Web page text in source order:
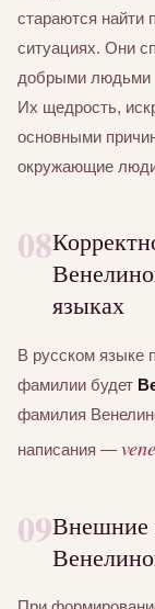
стараются найти
ситуациях. Они
добрыми людьми
Их щедрость,
основными
окружающие
08
языках
В русском языке
фамилии будет
фамилия
написания —
09Внешние